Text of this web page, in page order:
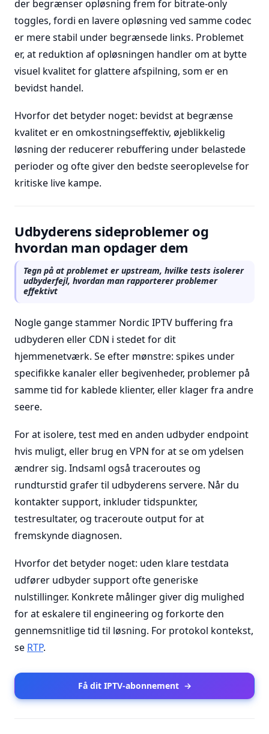
der begrænser opløsning frem for bitrate-only
toggles, fordi en lavere opløsning ved samme codec
er mere stabil under begrænsede links. Problemet
er, at reduktion af opløsningen handler om at bytte
visuel kvalitet for glattere afspilning, som er en
bevidst handel.
Hvorfor det betyder noget: bevidst at begrænse
kvalitet er en omkostningseffektiv, øjeblikkelig
løsning der reducerer rebuffering under belastede
perioder og ofte giver den bedste seeroplevelse for
kritiske live kampe.
Udbyderens sideproblemer og
hvordan man opdager dem
Tegn på at problemet er upstream, hvilke tests isolerer
udbyderfejl, hvordan man rapporterer problemer
effektivt
Nogle gange stammer Nordic IPTV buffering fra
udbyderen eller CDN i stedet for dit
hjemmenetværk. Se efter mønstre: spikes under
specifikke kanaler eller begivenheder, problemer på
samme tid for kablede klienter, eller klager fra andre
seere.
For at isolere, test med en anden udbyder endpoint
hvis muligt, eller brug en VPN for at se om ydelsen
ændrer sig. Indsaml også traceroutes og
rundturstid grafer til udbyderens servere. Når du
kontakter support, inkluder tidspunkter,
testresultater, og traceroute output for at
fremskynde diagnosen.
Hvorfor det betyder noget: uden klare testdata
udfører udbyder support ofte generiske
nulstillinger. Konkrete målinger giver dig mulighed
for at eskalere til engineering og forkorte den
gennemsnitlige tid til løsning. For protokol kontekst,
se RTP.
Få dit IPTV-abonnement →